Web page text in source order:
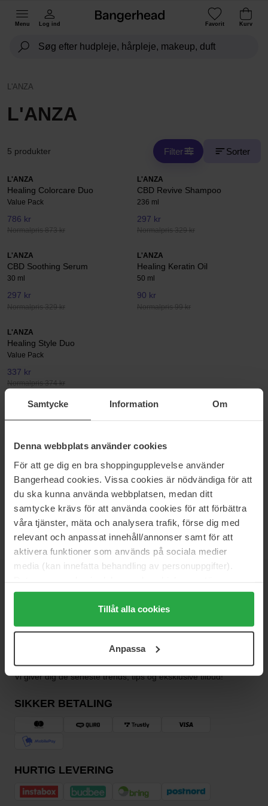
Samtycke Information Om
Denna webbplats använder cookies
För att ge dig en bra shoppingupplevelse använder
Bangerhead cookies. Vissa cookies är nödvändiga för att
du ska kunna använda webbplatsen, medan ditt
samtycke krävs för att använda cookies för att förbättra
våra tjänster, mäta och analysera trafik, förse dig med
relevant och anpassat innehåll/annonser samt för att
aktivera funktioner som används på sociala medier
media (kan innefatta behandling av personuppgifter).
Genom att trycka på "Tillåt alla cookies" accepterar du
alla cookies, medan du under "Detaljer" kan anpassa
användningen av cookies. Du kan när som helst återkalla
samt vår Integritetspolicy.
Tillåt alla cookies
Anpassa
Menu Log ind Favorit Kurv
L'ANZA
L'ANZA
5 produkter Filter Sorter
L'ANZA
Healing Colorcare Duo
Value Pack
786 kr
Normalpris 873 kr
L'ANZA
CBD Revive Shampoo
236 ml
297 kr
Normalpris 329 kr
L'ANZA
CBD Soothing Serum
30 ml
297 kr
Normalpris 329 kr
L'ANZA
Healing Keratin Oil
50 ml
90 kr
Normalpris 99 kr
L'ANZA
Healing Style Duo
Value Pack
337 kr
Normalpris 374 kr
LANZA
produkter. Den plejende formula findes i alle shampooer, balsamer
og stylingprodukter. Stigningen i kemiske behandlinger,
varmestyling og skadelige stoffer i miljøet har resulteret i, at mere
end 80 procent af dagens salonkunder har skadet hår. Derfor er
det en selvfølge, at du finder Lanzas hårhelende produkter på
Bangerhead.
Vil du have de bedste beauty-nyheder direkte i din indbakke?
Vi giver dig de seneste trends, tips og eksklusive tilbud!
SIKKER BETALING
HURTIG LEVERING